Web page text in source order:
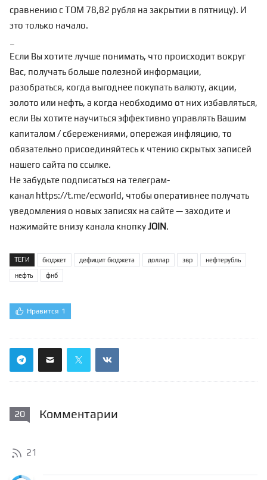
сравнению с TOM 78,82 рубля на закрытии в пятницу). И
это только начало.
Если Вы хотите лучше понимать, что происходит вокруг
Вас, получать больше полезной информации,
разобраться, когда выгоднее покупать валюту, акции,
золото или нефть, а когда необходимо от них избавляться,
если Вы хотите научиться эффективно управлять Вашим
капиталом / сбережениями, опережая инфляцию, то
обязательно присоединяйтесь к чтению скрытых записей
нашего сайта по ссылке.
Не забудьте подписаться на телеграм-
канал https://t.me/ecworld, чтобы оперативнее получать
уведомления о новых записях на сайте — заходите и
нажимайте внизу канала кнопкуJOIN.
ТЕГИ бюджет дефицит бюджета доллар звр нефтерубль
нефть фнб
Нравится 1
20 Комментарии
21